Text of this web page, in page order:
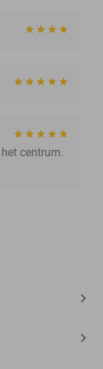
centrum.